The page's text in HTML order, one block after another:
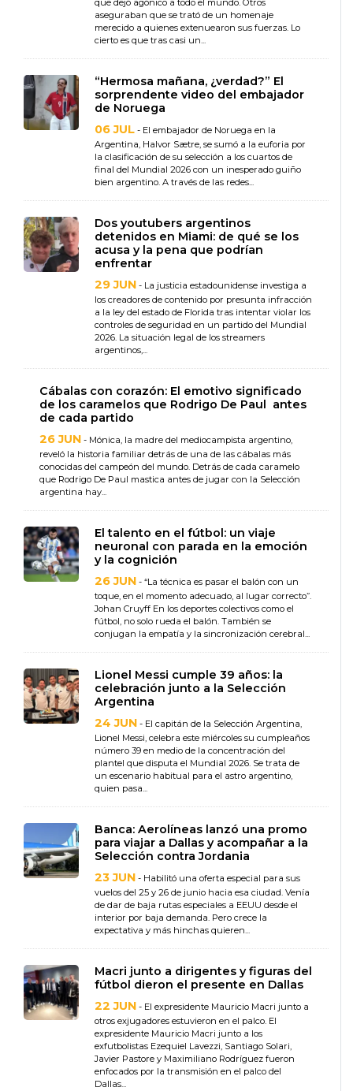
que dejó agónico a todo el mundo. Otros
aseguraban que se trató de un homenaje
merecido a quienes extenuearon sus fuerzas. Lo
cierto es que tras casi un...
“Hermosa mañana, ¿verdad?” El
sorprendente video del embajador
de Noruega
06 JUL - El embajador de Noruega en la
Argentina, Halvor Sætre, se sumó a la euforia por
la clasificación de su selección a los cuartos de
final del Mundial 2026 con un inesperado guiño
bien argentino. A través de las redes...
Dos youtubers argentinos
detenidos en Miami: de qué se los
acusa y la pena que podrían
enfrentar
29 JUN - La justicia estadounidense investiga a
los creadores de contenido por presunta infracción
a la ley del estado de Florida tras intentar violar los
controles de seguridad en un partido del Mundial
2026. La situación legal de los streamers
argentinos,...
Cábalas con corazón: El emotivo significado
de los caramelos que Rodrigo De Paul antes
de cada partido
26 JUN - Mónica, la madre del mediocampista argentino,
reveló la historia familiar detrás de una de las cábalas más
conocidas del campeón del mundo. Detrás de cada caramelo
que Rodrigo De Paul mastica antes de jugar con la Selección
argentina hay...
El talento en el fútbol: un viaje
neuronal con parada en la emoción
y la cognición
26 JUN - “La técnica es pasar el balón con un
toque, en el momento adecuado, al lugar correcto”.
Johan Cruyff En los deportes colectivos como el
fútbol, no solo rueda el balón. También se
conjugan la empatía y la sincronización cerebral...
Lionel Messi cumple 39 años: la
celebración junto a la Selección
Argentina
24 JUN - El capitán de la Selección Argentina,
Lionel Messi, celebra este miércoles su cumpleaños
número 39 en medio de la concentración del
plantel que disputa el Mundial 2026. Se trata de
un escenario habitual para el astro argentino,
quien pasa...
Banca: Aerolíneas lanzó una promo
para viajar a Dallas y acompañar a la
Selección contra Jordania
23 JUN - Habilitó una oferta especial para sus
vuelos del 25 y 26 de junio hacia esa ciudad. Venía
de dar de baja rutas especiales a EEUU desde el
interior por baja demanda. Pero crece la
expectativa y más hinchas quieren...
Macri junto a dirigentes y figuras del
fútbol dieron el presente en Dallas
22 JUN - El expresidente Mauricio Macri junto a
otros exjugadores estuvieron en el palco. El
expresidente Mauricio Macri junto a los
exfutbolistas Ezequiel Lavezzi, Santiago Solari,
Javier Pastore y Maximiliano Rodríguez fueron
enfocados por la transmisión en el palco del
Dallas...